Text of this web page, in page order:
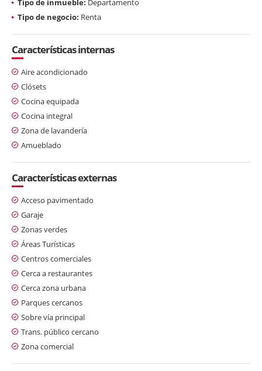
Tipo de inmueble: Departamento
Tipo de negocio: Renta
Características internas
Aire acondicionado
Clósets
Cocina equipada
Cocina integral
Zona de lavandería
Amueblado
Características externas
Acceso pavimentado
Garaje
Zonas verdes
Áreas Turísticas
Centros comerciales
Cerca a restaurantes
Cerca zona urbana
Parques cercanos
Sobre vía principal
Trans. público cercano
Zona comercial